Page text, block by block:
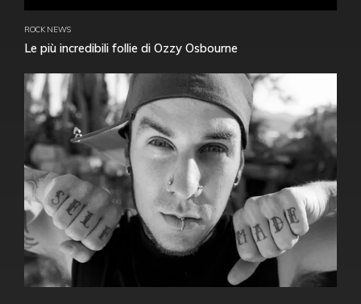
ROCK NEWS
Le più incredibili follie di Ozzy Osbourne